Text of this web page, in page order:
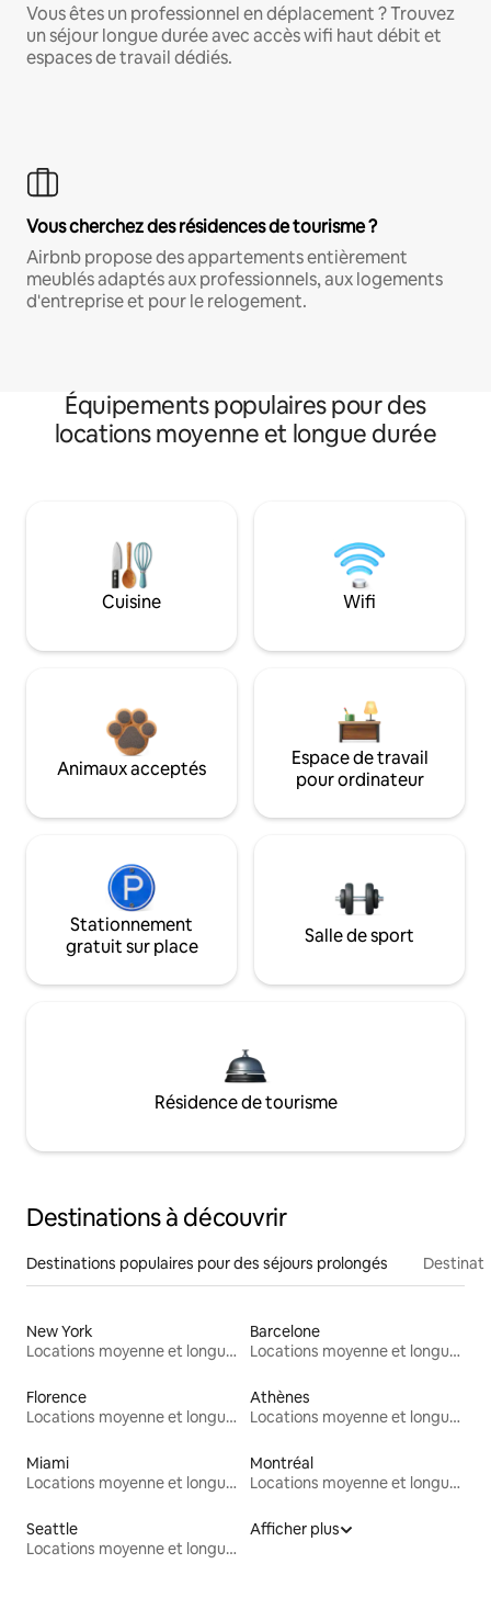
Vous êtes un professionnel en déplacement ? Trouvez
un séjour longue durée avec accès wifi haut débit et
espaces de travail dédiés.
Vous cherchez des résidences de tourisme ?
Airbnb propose des appartements entièrement
meublés adaptés aux professionnels, aux logements
d'entreprise et pour le relogement.
Équipements populaires pour des
locations moyenne et longue durée
Cuisine Wifi
Animaux acceptés
Espace de travail
pour ordinateur
Stationnement
gratuit sur place
Salle de sport
Résidence de tourisme
Destinations à découvrir
Destinations populaires pour des séjours prolongés
New York
Locations moyenne et longue durée
Barcelone
Locations moyenne et longue durée
Florence
Locations moyenne et longue durée
Athènes
Locations moyenne et longue durée
Miami
Locations moyenne et longue durée
Montréal
Locations moyenne et longue durée
Seattle
Locations moyenne et longue durée
Afficher plus